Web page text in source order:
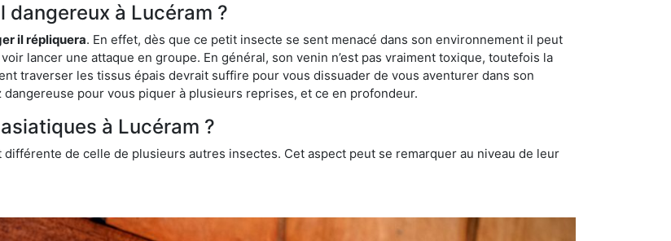
à Lucéram ?
il répliquera. En effet, dès que ce petit insecte se sent menacé dans son environnement il peut
lancer une attaque en groupe. En général, son venin n’est pas vraiment toxique, toutefois la
traverser les tissus épais devrait suffire pour vous dissuader de vous aventurer dans son
pour vous piquer à plusieurs reprises, et ce en profondeur.
à Lucéram ?
de celle de plusieurs autres insectes. Cet aspect peut se remarquer au niveau de leur